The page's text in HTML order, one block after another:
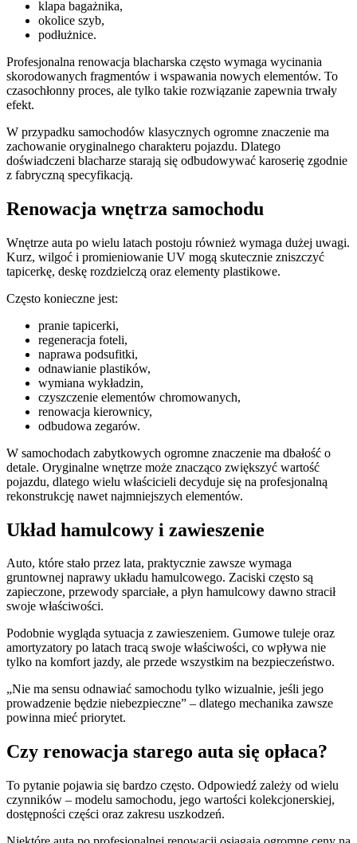
klapa bagażnika,
okolice szyb,
podłużnice.
Profesjonalna renowacja blacharska często wymaga wycinania
skorodowanych fragmentów i wspawania nowych elementów. To
czasochłonny proces, ale tylko takie rozwiązanie zapewnia trwały
efekt.
W przypadku samochodów klasycznych ogromne znaczenie ma
zachowanie oryginalnego charakteru pojazdu. Dlatego
doświadczeni blacharze starają się odbudowywać karoserię zgodnie
z fabryczną specyfikacją.
Renowacja wnętrza samochodu
Wnętrze auta po wielu latach postoju również wymaga dużej uwagi.
Kurz, wilgoć i promieniowanie UV mogą skutecznie zniszczyć
tapicerkę, deskę rozdzielczą oraz elementy plastikowe.
Często konieczne jest:
pranie tapicerki,
regeneracja foteli,
naprawa podsufitki,
odnawianie plastików,
wymiana wykładzin,
czyszczenie elementów chromowanych,
renowacja kierownicy,
odbudowa zegarów.
W samochodach zabytkowych ogromne znaczenie ma dbałość o
detale. Oryginalne wnętrze może znacząco zwiększyć wartość
pojazdu, dlatego wielu właścicieli decyduje się na profesjonalną
rekonstrukcję nawet najmniejszych elementów.
Układ hamulcowy i zawieszenie
Auto, które stało przez lata, praktycznie zawsze wymaga
gruntownej naprawy układu hamulcowego. Zaciski często są
zapieczone, przewody sparciałe, a płyn hamulcowy dawno stracił
swoje właściwości.
Podobnie wygląda sytuacja z zawieszeniem. Gumowe tuleje oraz
amortyzatory po latach tracą swoje właściwości, co wpływa nie
tylko na komfort jazdy, ale przede wszystkim na bezpieczeństwo.
„Nie ma sensu odnawiać samochodu tylko wizualnie, jeśli jego
prowadzenie będzie niebezpieczne” – dlatego mechanika zawsze
powinna mieć priorytet.
Czy renowacja starego auta się opłaca?
To pytanie pojawia się bardzo często. Odpowiedź zależy od wielu
czynników – modelu samochodu, jego wartości kolekcjonerskiej,
dostępności części oraz zakresu uszkodzeń.